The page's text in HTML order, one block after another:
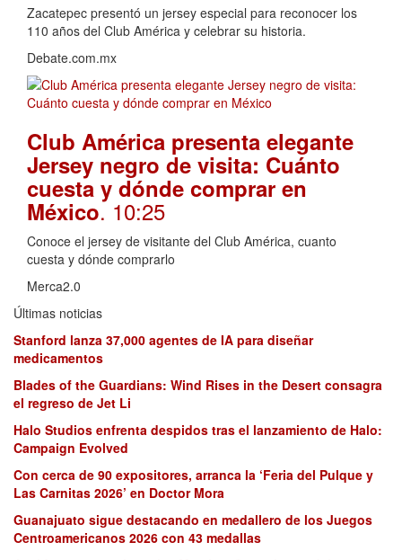
Zacatepec presentó un jersey especial para reconocer los
110 años del Club América y celebrar su historia.
Debate.com.mx
Club América presenta elegante
Jersey negro de visita: Cuánto
cuesta y dónde comprar en
México. 10:25
Conoce el jersey de visitante del Club América, cuanto
cuesta y dónde comprarlo
Merca2.0
Últimas noticias
Stanford lanza 37,000 agentes de IA para diseñar
medicamentos
Blades of the Guardians: Wind Rises in the Desert consagra
el regreso de Jet Li
Halo Studios enfrenta despidos tras el lanzamiento de Halo:
Campaign Evolved
Con cerca de 90 expositores, arranca la ‘Feria del Pulque y
Las Carnitas 2026’ en Doctor Mora
Guanajuato sigue destacando en medallero de los Juegos
Centroamericanos 2026 con 43 medallas